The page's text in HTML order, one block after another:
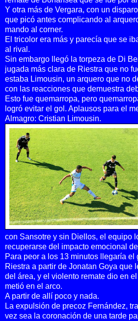
Y otra más de Vergara, con un
que picó antes complicando al
mando al corner.
El tricolor era más y parecía que se
al rival.
Sin embargo llegó la torpeza de Di
jugada más clara de Riestra que no
estaba Limousin, un arquero que no
con las reacciones que demuestra
Esto fue quemarropa, pero
logró evitar el gol. Aplausos para el
Almagro: Cristian Limousin.
con Sansotre y sin Diellos, el equipo
recuperarse del impacto emocional
Para peor a los 13 minutos llegaría el
Riestra a partir de Jonatan Goya que
del área, y el violento remate dio en
metió en el arco.
A partir de allí poco y nada.
La expulsión de precoz Fernández,
vez sea la coronación de una tarde